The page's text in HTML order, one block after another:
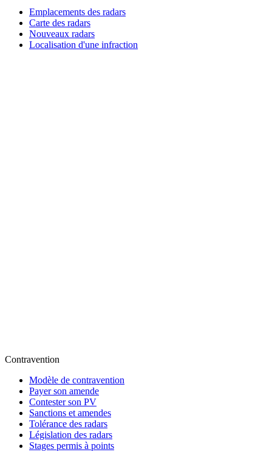
Emplacements des radars
Carte des radars
Nouveaux radars
Localisation d'une infraction
Contravention
Modèle de contravention
Payer son amende
Contester son PV
Sanctions et amendes
Tolérance des radars
Législation des radars
Stages permis à points